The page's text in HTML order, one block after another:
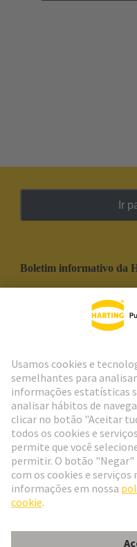
Ir
Boletim informativo da
Social Media
Portugal